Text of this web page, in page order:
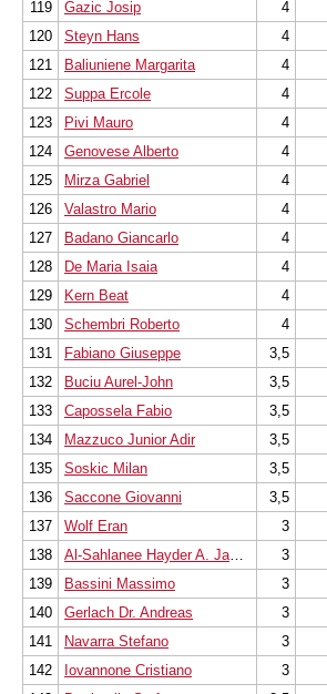
119
Gazic Josip 4
120
Steyn Hans 4
121
Baliuniene Margarita 4
122
Suppa Ercole 4
123
Pivi Mauro 4
124
Genovese Alberto 4
125
Mirza Gabriel 4
126
Valastro Mario 4
127
Badano Giancarlo 4
128
De Maria Isaia 4
129
Kern Beat 4
130
Schembri Roberto 4
131
Fabiano Giuseppe 3,5
132
Buciu Aurel-John 3,5
133
Capossela Fabio 3,5
134
Mazzuco Junior Adir 3,5
135
Soskic Milan 3,5
136
Saccone Giovanni 3,5
137
Wolf Eran 3
138
Al-Sahlanee Hayder A. Jaafar 3
139
Bassini Massimo 3
140
Gerlach Dr. Andreas 3
141
Navarra Stefano 3
142
Iovannone Cristiano 3